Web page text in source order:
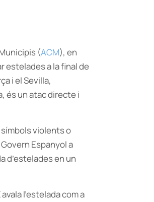
(ACM), en
estelades a la final de
i el Sevilla,
és un atac directe i
símbols violents o
Espanyol a
d’estelades en un
l’estelada com a